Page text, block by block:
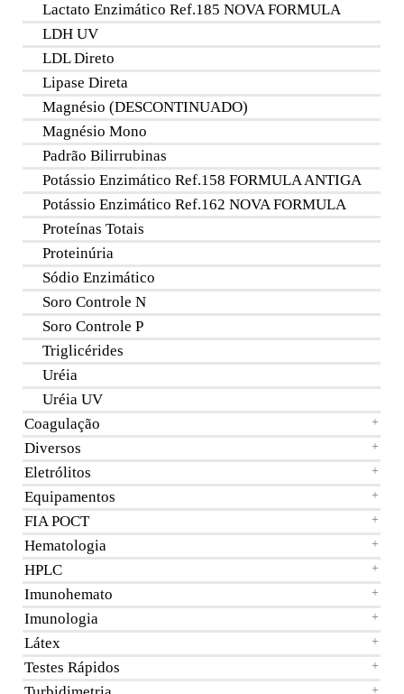
Lactato Enzimático Ref.185 NOVA FORMULA
LDH UV
LDL Direto
Lipase Direta
Magnésio (DESCONTINUADO)
Magnésio Mono
Padrão Bilirrubinas
Potássio Enzimático Ref.158 FORMULA ANTIGA
Potássio Enzimático Ref.162 NOVA FORMULA
Proteínas Totais
Proteinúria
Sódio Enzimático
Soro Controle N
Soro Controle P
Triglicérides
Uréia
Uréia UV
Coagulação
+
Diversos +
Eletrólitos +
Equipamentos +
FIA POCT +
Hematologia +
HPLC +
Imunohemato +
Imunologia +
Látex +
Testes Rápidos +
+